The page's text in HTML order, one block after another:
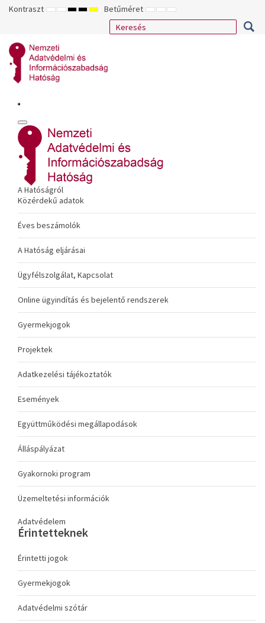
Kontraszt ALAPÉRTELMEZETT
ÉJSZAKAI
NAGY
KONTRASZTÚ
NAGY
KONTRASZTÚ
NAGY
KONTRASZTÚ
SÁRGA
FEKETE
Betűméret KISEBB
BETŰTÍPUS
ALAPÉRTELMEZETT
BETŰMÉRET
NAGYOBB
BETŰMÉRET
A Hatóságról
Közérdekű adatok
Éves beszámolók
A Hatóság eljárásai
Ügyfélszolgálat, Kapcsolat
Online ügyindítás és bejelentő rendszerek
Gyermekjogok
Projektek
Adatkezelési tájékoztatók
Események
Együttműködési megállapodások
Álláspályázat
Gyakornoki program
Üzemeltetési információk
Adatvédelem
Érintetteknek
Érintetti jogok
Gyermekjogok
Adatvédelmi szótár